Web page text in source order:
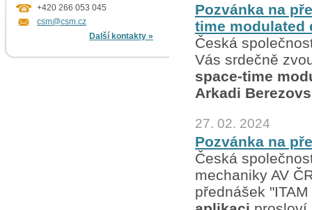
+420 266 053 045
csm@csm.cz
Další kontakty »
Pozvánka na
time modulated
Česká
Vás srdečně
space-time
Arkadi
27. 02. 2024
Pozvánka na
Česká
mechaniky AV
přednášek